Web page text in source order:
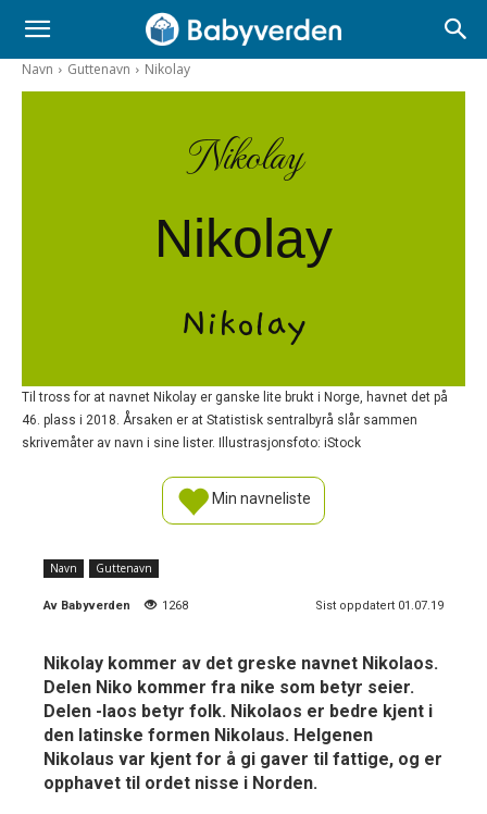
Navn Guttenavn Nikolay
Nikolay
Nikolay
Nikolay
Til tross for at navnet Nikolay er ganske lite brukt i Norge, havnet det på
46. plass i 2018. Årsaken er at Statistisk sentralbyrå slår sammen
skrivemåter av navn i sine lister. Illustrasjonsfoto: iStock
Min navneliste
Navn Guttenavn
Av Babyverden 1268 Sist oppdatert 01.07.19
Nikolay kommer av det greske navnet Nikolaos.
Delen Niko kommer fra nike som betyr seier.
Delen -laos betyr folk. Nikolaos er bedre kjent i
den latinske formen Nikolaus. Helgenen
Nikolaus var kjent for å gi gaver til fattige, og er
opphavet til ordet nisse i Norden.